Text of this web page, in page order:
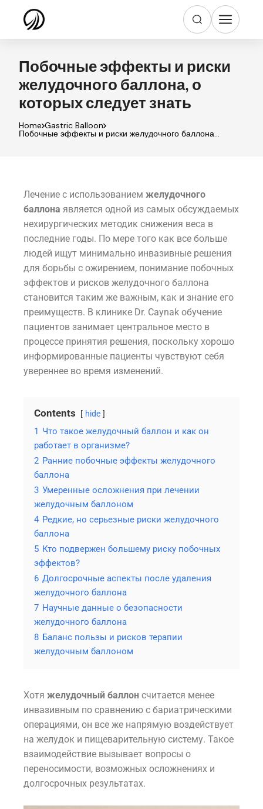
Побочные эффекты и риски
желудочного баллона, о
которых следует знать
Home Gastric Balloon
Побочные эффекты и риски желудочного баллона,
Лечение с использованием желудочного
баллона является одной из самых обсуждаемых
нехирургических методик снижения веса в
последние годы. По мере того как все больше
людей ищут минимально инвазивные решения
для борьбы с ожирением, понимание побочных
эффектов и рисков желудочного баллона
становится таким же важным, как и знание его
преимуществ. В клинике Dr. Caynak обучение
пациентов занимает центральное место в
процессе принятия решения, поскольку хорошо
информированные пациенты чувствуют себя
увереннее во время изменений.
Contents hide
1 Что такое желудочный баллон и как он
работает в организме?
2 Ранние побочные эффекты желудочного
баллона
3 Умеренные осложнения при лечении
желудочным баллоном
4 Редкие, но серьезные риски желудочного
баллона
5 Кто подвержен большему риску побочных
эффектов?
6 Долгосрочные аспекты после удаления
желудочного баллона
7 Научные данные о безопасности
желудочного баллона
8 Баланс пользы и рисков терапии
желудочным баллоном
Хотя желудочный баллон считается менее
инвазивным по сравнению с бариатрическими
операциями, он все же напрямую воздействует
на желудок и пищеварительную систему. Такое
взаимодействие вызывает вопросы о
переносимости, возможных осложнениях и
долгосрочных результатах.